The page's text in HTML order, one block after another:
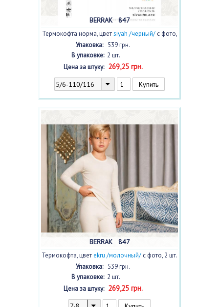
BERRAK 847
Термокофта норма, цветsiyah /черный/с фото,
2 шт.
Упаковка: 539 грн.
В упаковке:2 шт.
Цена за штуку:269,25 грн.
BERRAK 847
Термокофта, цветekru /молочный/ с фото, 2 шт.
Упаковка: 539 грн.
В упаковке:2 шт.
Цена за штуку:269,25 грн.